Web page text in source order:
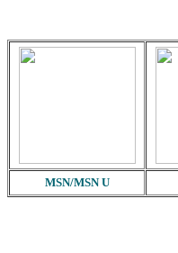
MSN/MSN U